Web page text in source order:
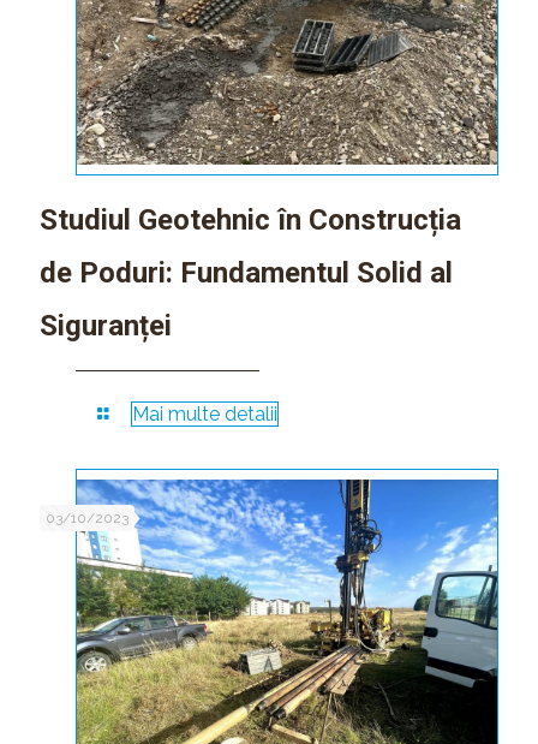
Studiul Geotehnic în Construcția
de Poduri: Fundamentul Solid al
Siguranței
Mai multe detalii
03/10/2023